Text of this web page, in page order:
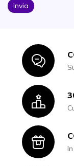
Invia
Icon
Icon
Icon